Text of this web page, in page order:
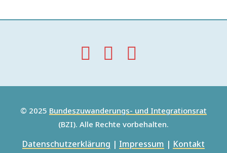
© 2025 Bundeszuwanderungs- und Integrationsrat
(BZI). Alle Rechte vorbehalten.
Datenschutzerklärung | Impressum | Kontakt